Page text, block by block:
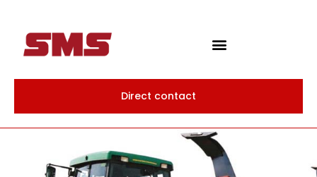
Direct contact